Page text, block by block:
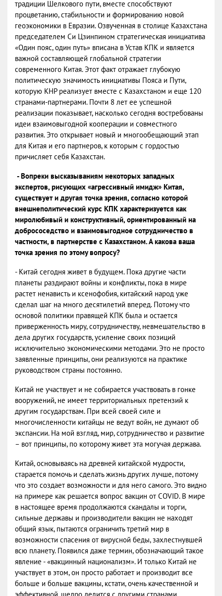
традиции Шелкового пути, вместе способствуют
процветанию, стабильности и формированию новой
геоэкономики в Евразии. Озвученная в столице Казахстана
председателем Си Цзинпином стратегическая инициатива
«Один пояс, один путь» вписана в Устав КПК и является
важной составляющей глобальной стратегии
современного Китая. Этот факт отражает глубокую
политическую значимость инициативы Пояса и Пути,
которую КНР реализует вместе с Казахстаном и еще 120
странами-партнерами. Почти 8 лет ее успешной
реализации показывает, насколько сегодня востребованы
идеи взаимовыгодной кооперации и совместного
развития. Это открывает новый и многообещающий этап
для Китая и его партнеров, к которым с гордостью
причисляет себя Казахстан.
- Вопреки высказываниям некоторых западных
экспертов, рисующих «агрессивный имидж» Китая,
существует и другая точка зрения, согласно которой
внешнеполитический курс КПК характеризуется как
миролюбивый и конструктивный, ориентированный на
добрососедство и взаимовыгодное сотрудничество в
частности, в партнерстве с Казахстаном. А какова ваша
точка зрения по этому вопросу?
- Китай сегодня живет в будущем. Пока другие части
планеты раздирают войны и конфликты, пока в мире
растет ненависть и ксенофобия, китайский народ уже
сделал шаг на много десятилетий вперед. Потому что
основой политики правящей КПК была и остается
приверженность миру, сотрудничеству, невмешательство в
дела других государств, усиление своих позиций
исключительно экономическими методами. Это не просто
заявленные принципы, они реализуются на практике
руководством страны постоянно.
Китай не участвует и не собирается участвовать в гонке
вооружений, не имеет территориальных претензий к
другим государствам. При всей своей силе и
многочисленности китайцы не ведут войн, не думают об
экспансии. На мой взгляд, мир, сотрудничество и развитие
– вот принципы, по которому живет эта могучая держава.
Китай, основываясь на древней китайской мудрости,
старается помочь и сделать жизнь других лучше, потому
что это создает возможности и для него самого. Это видно
на примере как решается вопрос вакцин от COVID. В мире
в настоящее время продолжаются скандалы и торги,
сильные державы и производители вакцин не находят
общий язык, пытаются ограничить третий мир в
возможности спасения от вирусной беды, захлестнувшей
всю планету. Появился даже термин, обозначающий такое
явление - «вакцинный национализм». И только Китай не
участвует в этом, он просто работает и производит все
больше и больше вакцины, кстати, очень качественной и